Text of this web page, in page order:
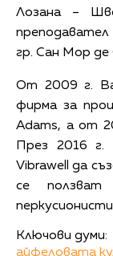
Лозана –
гр. Сан Мор де
От 2009 г.
фирма за
Adams, а от
През 2016 г.
Vibrawell да
се
Ключови думи:
айфеловата